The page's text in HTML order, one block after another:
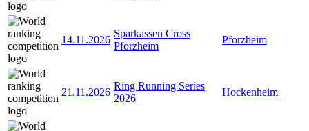
14.11.2026
Sparkassen Cross
Pforzheim
Pforzheim
21.11.2026
Ring Running Series
2026
Hockenheim